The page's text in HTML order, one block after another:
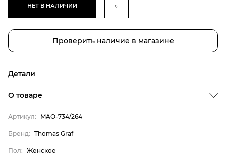
НЕТ В НАЛИЧИИ
Проверить наличие в магазине
Детали
Бренд
Пол
О товаре
Артикул: MAO-734/264
Бренд: Thomas Graf
Пол: Женское